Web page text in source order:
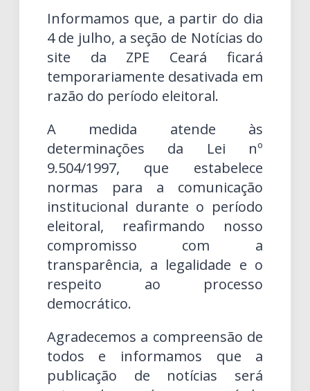
Informamos que, a partir do dia
4 de julho, a seção de Notícias do
site da ZPE Ceará ficará
temporariamente desativada em
razão do período eleitoral.
A medida atende às
determinações da Lei nº
9.504/1997, que estabelece
normas para a comunicação
institucional durante o período
eleitoral, reafirmando nosso
compromisso com a
transparência, a legalidade e o
respeito ao processo
democrático.
Agradecemos a compreensão de
todos e informamos que a
publicação de notícias será